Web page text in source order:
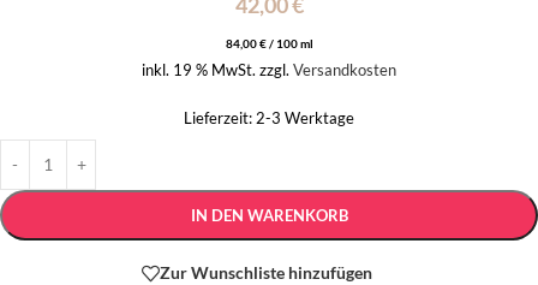
84,00€/ 100 ml
inkl. 19 % MwSt. zzgl. Versandkosten
Lieferzeit: 2-3 Werktage
IN DEN WARENKORB
Zur Wunschliste hinzufügen